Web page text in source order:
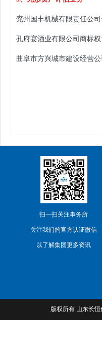
兖州国丰机械有限责任公
孔府宴酒业有限公司商标
曲阜市方兴城市建设经营
扫一扫关注事务所
关注我们的官方认证微信
以了解集团更多资讯
版权所有 山东长恒